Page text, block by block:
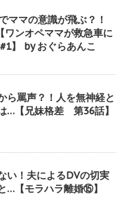
ママの意識が飛ぶ？！
ンオペママが救急車に
】 by おぐらあんこ
ら罵声？！人を無神経と
…【兄妹格差 第36話】
い！夫によるDVの切実
…【モラハラ離婚⑮】